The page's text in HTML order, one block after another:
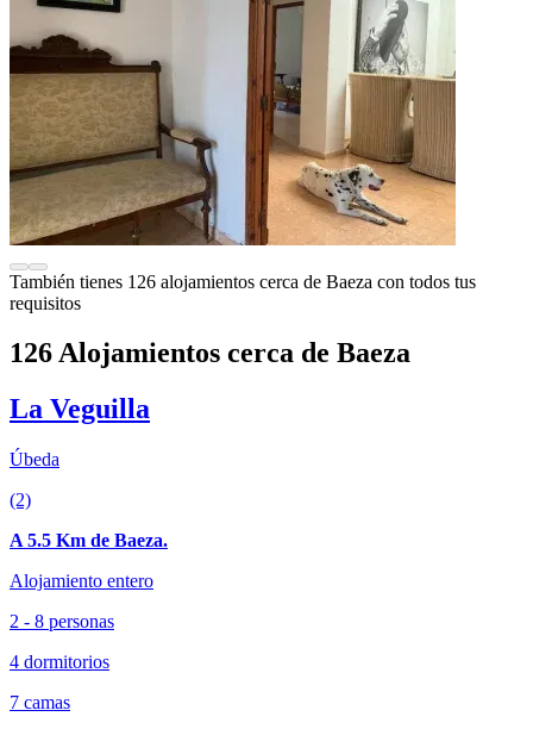
También tienes 126 alojamientos cerca de Baeza con todos tus
requisitos
126 Alojamientos cerca de Baeza
La Veguilla
Úbeda
(2)
A 5.5 Km de Baeza.
Alojamiento entero
2 - 8 personas
4 dormitorios
7 camas